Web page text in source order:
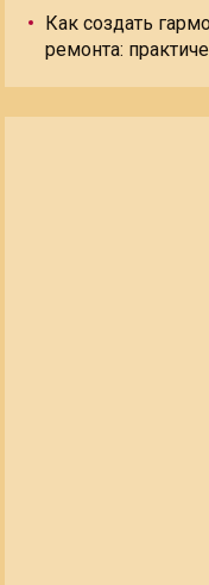
Как создать
ремонта: